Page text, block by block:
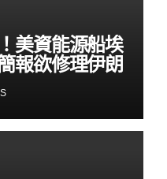
美資能源船埃
報欲修理伊朗